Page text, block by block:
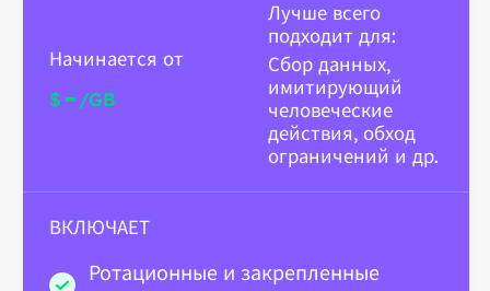
Начинается от
$- /GB
Лучше всего
подходит для:
Сбор данных,
имитирующий
человеческие
действия, обход
ограничений и др.
ВКЛЮЧАЕТ
Ротационные и закрепленные